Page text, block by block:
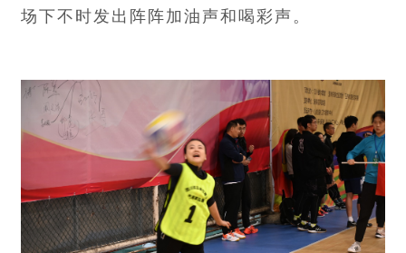
场下不时发出阵阵加油声和喝彩声。